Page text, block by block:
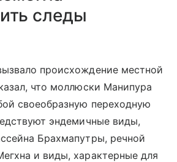
следы
происхождение местной
что моллюски Манипура
своеобразную переходную
эндемичные виды,
Брахмапутры, речной
и виды, характерные для